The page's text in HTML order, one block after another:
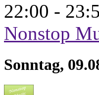
22:00 -
Nonstop
Sonntag,